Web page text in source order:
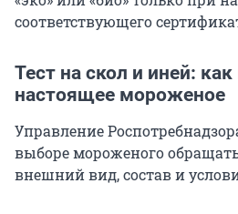
соответствующего
Тест на скол и иней:
настоящее мороженое
Управление
выборе мороженого
внешний вид, состав и